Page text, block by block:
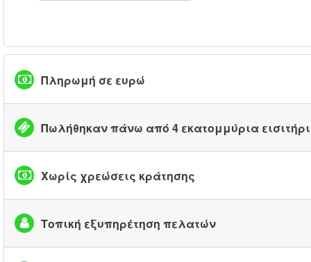
Πληρωμή σε ευρώ
Πωλήθηκαν πάνω από 4 εκατομμύρια
Χωρίς χρεώσεις κράτησης
Τοπική εξυπηρέτηση πελατών